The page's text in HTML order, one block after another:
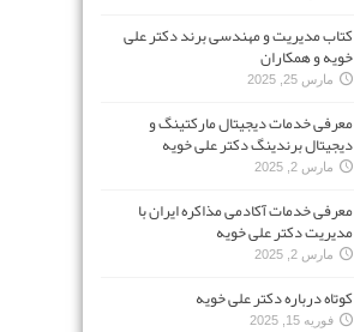
کتاب مدیریت و مهندسی برند دکتر علی
خویه و همکاران
مارس 25, 2025
معرفی خدمات دیجیتال مارکتینگ و
دیجیتال برندینگ دکتر علی خویه
مارس 2, 2025
معرفی خدمات آکادمی مذاکره ایران با
مدیریت دکتر علی خویه
مارس 2, 2025
کوتاه درباره دکتر علی خویه
فوریه 15, 2025